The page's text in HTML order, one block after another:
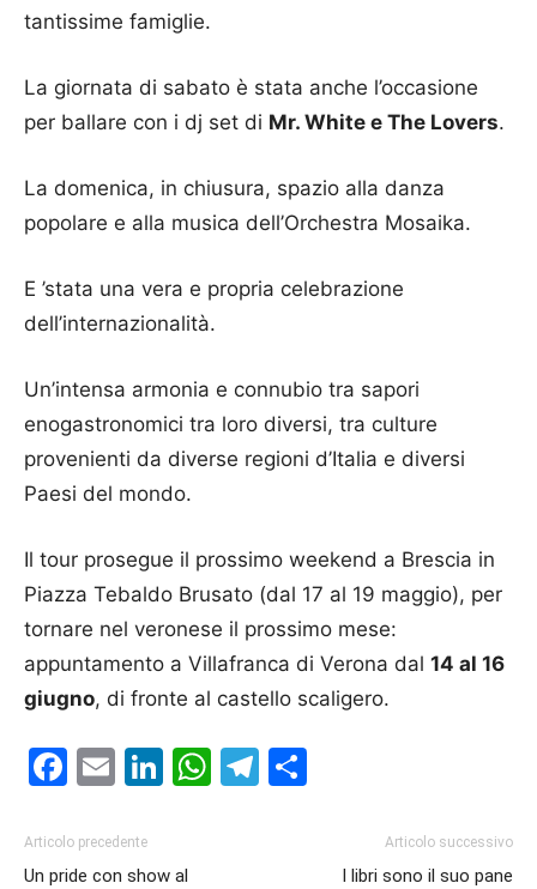
tantissime famiglie.
La giornata di sabato è stata anche l’occasione
per ballare con i dj set di Mr. White e The Lovers.
La domenica, in chiusura, spazio alla danza
popolare e alla musica dell’Orchestra Mosaika.
E ’stata una vera e propria celebrazione
dell’internazionalità.
Un’intensa armonia e connubio tra sapori
enogastronomici tra loro diversi, tra culture
provenienti da diverse regioni d’Italia e diversi
Paesi del mondo.
Il tour prosegue il prossimo weekend a Brescia in
Piazza Tebaldo Brusato (dal 17 al 19 maggio), per
tornare nel veronese il prossimo mese:
appuntamento a Villafranca di Verona dal 14 al 16
giugno, di fronte al castello scaligero.
Facebook
EmailLinkedIn
WhatsApp
Telegram
Articolo precedente
Un pride con show al
Articolo successivo
I libri sono il suo pane